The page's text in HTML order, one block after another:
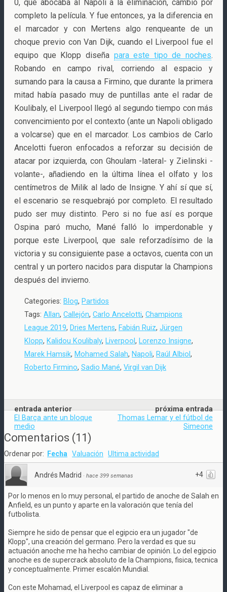
0, que abocaba al Napoli a la eliminación, cambió por
completo la película. Y fue entonces, ya la diferencia en
el marcador y con Mertens algo renqueante de un
choque previo con Van Dijk, cuando el Liverpool fue el
equipo que Klopp diseña para este tipo de noches.
Robando en campo rival, corriendo al espacio y
sumando para la causa a Firmino, que durante la primera
mitad había pasado muy de puntillas ante el radar de
Koulibaly, el Liverpool llegó al segundo tiempo con más
convencimiento por el contexto (ante un Napoli obligado
a volcarse) que en el marcador. Los cambios de Carlo
Ancelotti fueron enfocados a reforzar su decisión de
atacar por izquierda, con Ghoulam -lateral- y Zielinski -
volante-, añadiendo en la última línea el olfato y los
centímetros de Milik al lado de Insigne. Y ahí sí que sí,
el escenario se resquebrajó por completo. El resultado
pudo ser muy distinto. Pero si no fue así es porque
Ospina paró mucho, Mané falló lo imperdonable y
porque este Liverpool, que sale reforzadísimo de la
victoria y su consiguiente pase a octavos, cuenta con un
central y un portero nacidos para disputar la Champions
después del invierno.
Categories: Blog, Partidos
Tags: Allan, Callejón, Carlo Ancelotti, Champions
League 2019, Dries Mertens, Fabián Ruiz, Jürgen
Klopp, Kalidou Koulibaly, Liverpool , Lorenzo Insigne,
Marek Hamsik, Mohamed Salah, Napoli, Raúl Albiol ,
Roberto Firmino, Sadio Mané, Virgil van Dijk
entrada anterior
El Barça ante un bloque
medio
próxima entrada
Thomas Lemar y el fútbol de
Simeone
Comentarios (11)
Ordenar por: Fecha Valuación Ultima actividad
+4
Andrés Madrid · hace 399 semanas
Por lo menos en lo muy personal, el partido de anoche de Salah en
Anfield, es un punto y aparte en la valoración que tenía del
futbolista.
Siempre he sido de pensar que el egipcio era un jugador "de
Klopp", una creación del germano. Pero la verdad es que su
actuación anoche me ha hecho cambiar de opinión. Lo del egipcio
anoche es de supercrack absoluto de la Champions, fisica, tecnica
y conceptualmente. Primer escalón Mundial.
Con este Mohamad, el Liverpool es capaz de eliminar a